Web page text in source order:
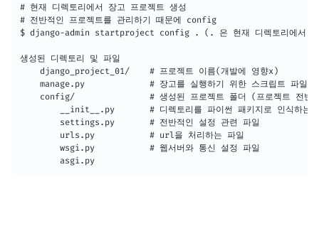
# 현재 디렉토리에서 장고 프로젝트 생성
# 전반적인 프로젝트를 관리하기 때문에 config
$ django-admin startproject config . (. 은 현재 디렉토리에서
생성된 디렉토리 및 파일
    django_project_01/    # 프로젝트 이름(개발에 영향x)
    manage.py         	  # 장고를 실행하기 위한 스크립트 파일
config/               # 생성된 프로젝트 폴더 (프로젝트 전반
        settings.py       # 전반적인 설정 관련 파일
        urls.py           # url을 처리하는 파일
        wsgi.py           # 웹서버와 통신 설정 파일